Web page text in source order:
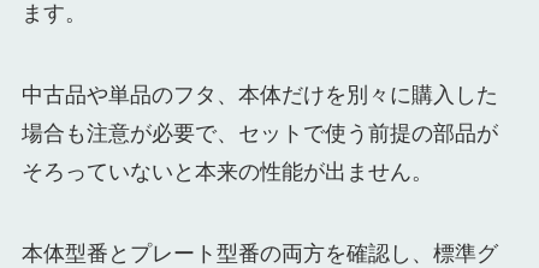
ます。
中古品や単品のフタ、本体だけを別々に購入した
場合も注意が必要で、セットで使う前提の部品が
そろっていないと本来の性能が出ません。
本体型番とプレート型番の両方を確認し、標準グ